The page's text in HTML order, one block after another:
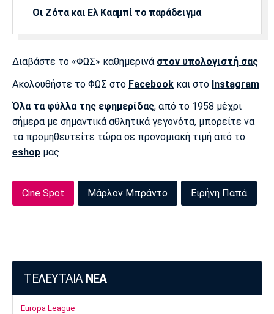
Οι Ζότα και Ελ Κααμπί το παράδειγμα
Διαβάστε το «ΦΩΣ» καθημερινά στον υπολογιστή σας
Ακολουθήστε το ΦΩΣ στο Facebook και στο Instagram
Όλα τα φύλλα της εφημερίδας, από το 1958 μέχρι
σήμερα με σημαντικά αθλητικά γεγονότα, μπορείτε να
τα προμηθευτείτε τώρα σε προνομιακή τιμή από το
eshop μας
Cine Spot Μάρλον Μπράντο Ειρήνη Παπά
ΤΕΛΕΥΤΑΙΑ ΝΕΑ
Europa League